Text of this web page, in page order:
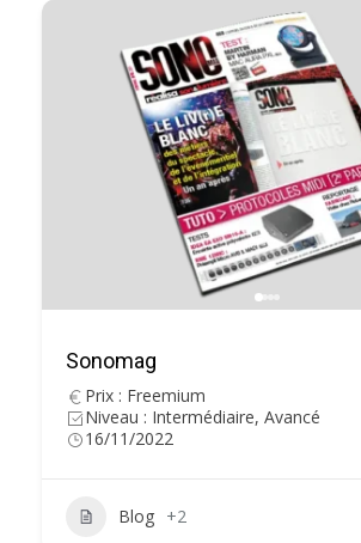
Sonomag
Prix : Freemium
Niveau : Intermédiaire, Avancé
16/11/2022
Blog +2